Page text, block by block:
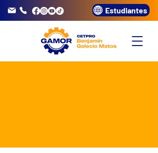
3320072 Estudiantes